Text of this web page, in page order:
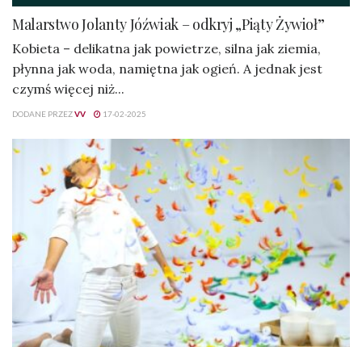
Malarstwo Jolanty Jóźwiak – odkryj „Piąty Żywioł”
Kobieta – delikatna jak powietrze, silna jak ziemia,
płynna jak woda, namiętna jak ogień. A jednak jest
czymś więcej niż...
DODANE PRZEZVV 17-02-2025